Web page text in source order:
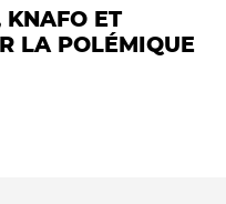
ET
LA POLÉMIQUE